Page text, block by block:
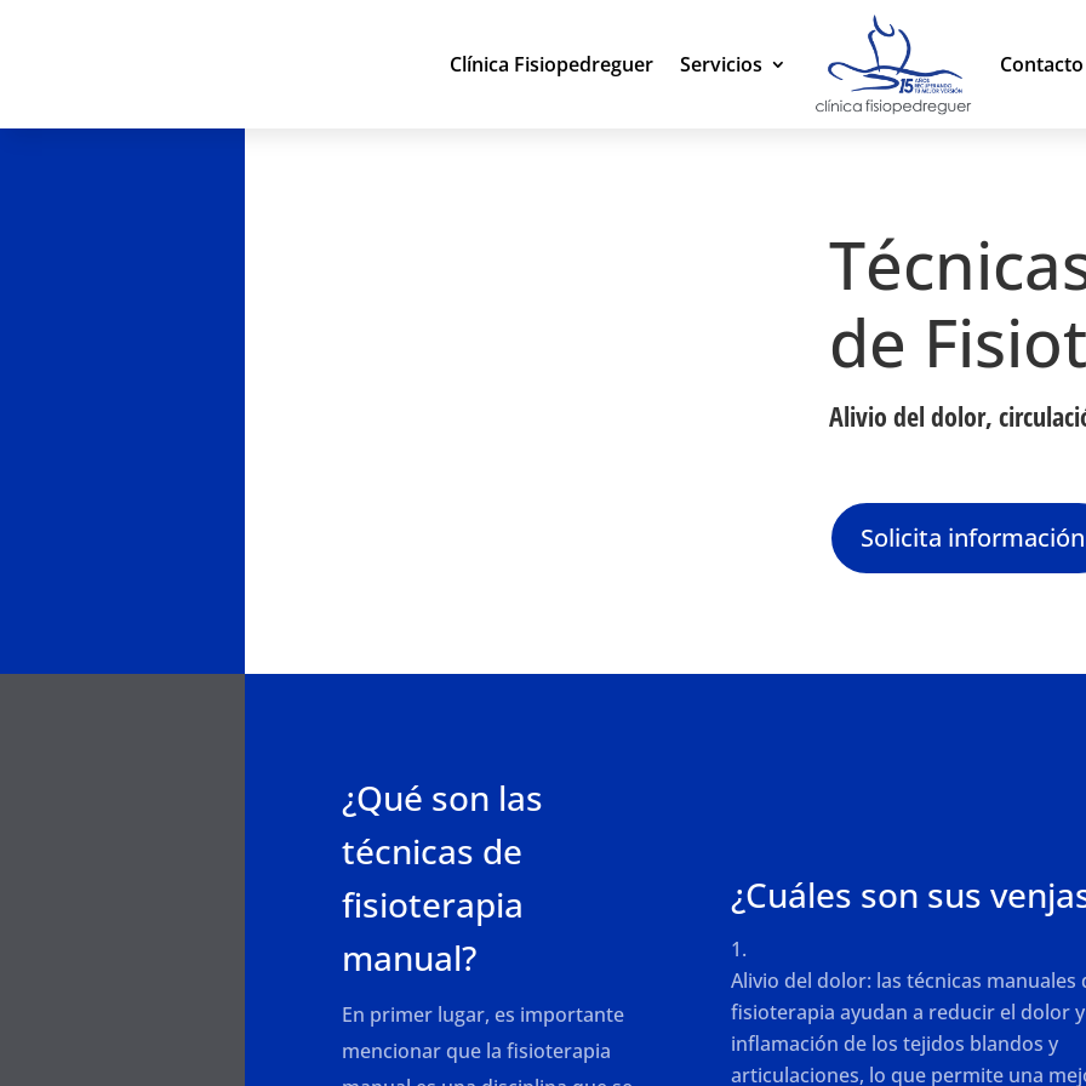
Clínica Fisiopedreguer Servicios
de
Alivio del dolor,
Solicita información
¿Qué son las
técnicas de
fisioterapia
manual?
En primer lugar, es importante
mencionar que la fisioterapia
¿Cuáles son sus
Alivio del dolor: las técnicas manuales
fisioterapia ayudan a reducir el dolor
inflamación de los tejidos blandos y
articulaciones, lo que permite una